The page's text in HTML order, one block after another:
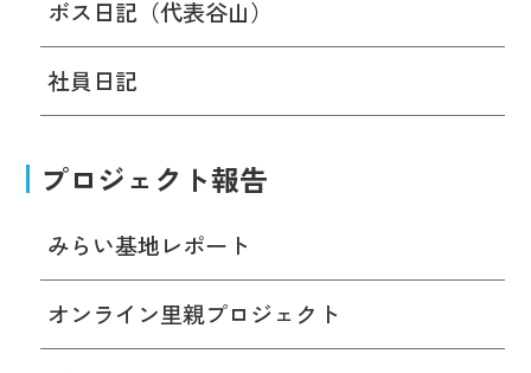
ボス日記（代表谷山）
社員日記
プロジェクト報告
みらい基地レポート
オンライン里親プロジェクト